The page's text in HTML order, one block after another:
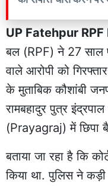
UP Fatehpur
बल (RPF) ने 27 साल
वाले आरोपी को
के मुताबिक कौशांबी
रामबहादुर पुत्र
(Prayagraj) में छिपा
बताया जा रहा है कि
किया था. पुलिस ने